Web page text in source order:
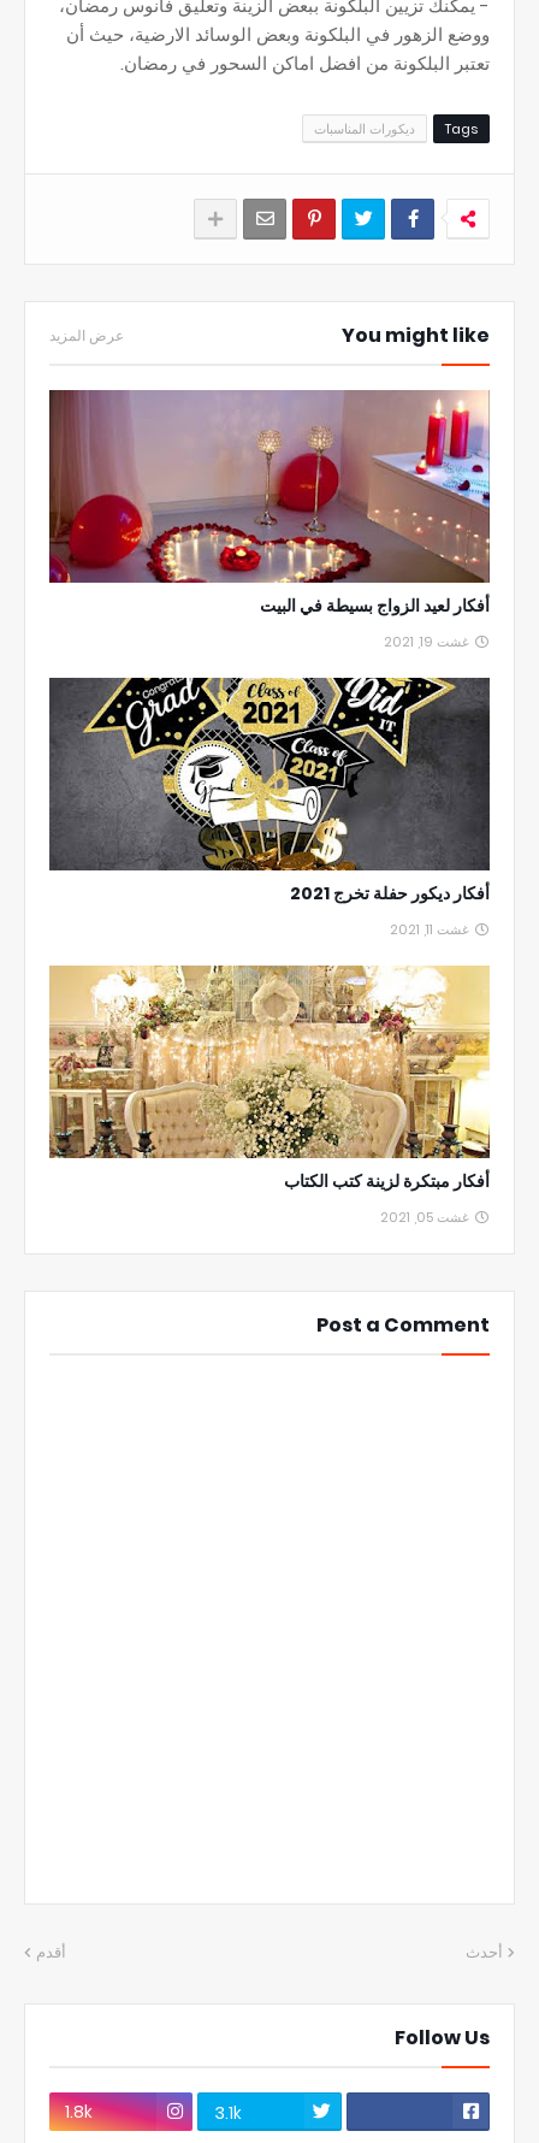
- يمكنك تزيين البلكونة ببعض الزينة وتعليق فانوس رمضان،
ووضع الزهور في البلكونة وبعض الوسائد الارضية، حيث أن
تعتبر البلكونة من افضل اماكن السحور في رمضان.
Tags ديكورات المناسبات
You might like عرض المزيد
أفكار لعيد الزواج بسيطة في البيت
غشت 19, 2021
أفكار ديكور حفلة تخرج 2021
غشت 11, 2021
أفكار مبتكرة لزينة كتب الكتاب
غشت 05, 2021
Post a Comment
أحدث أقدم
Follow Us
3.1k
1.8k